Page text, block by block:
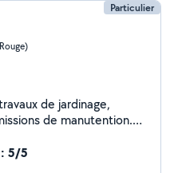
Particulier
de jardinage,
de manutention.
5/5